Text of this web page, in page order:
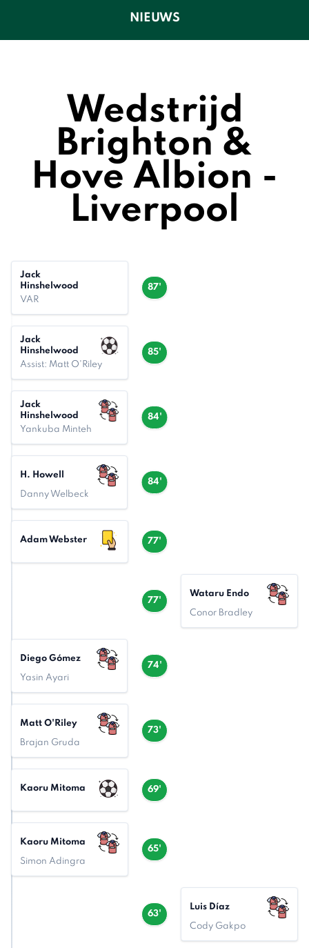
NIEUWS
Wedstrijd
Brighton &
Hove Albion -
Liverpool
87'
Jack
Hinshelwood
VAR
85'
Jack
Hinshelwood
Assist: Matt O'Riley
84'
Jack
Hinshelwood
Yankuba Minteh
84'
H. Howell
Danny Welbeck
77'
Adam Webster
77'
Wataru Endo
Conor Bradley
74'
Diego Gómez
Yasin Ayari
73'
Matt O'Riley
Brajan Gruda
69'
Kaoru Mitoma
65'
Kaoru Mitoma
Simon Adingra
63'
Luis Díaz
Cody Gakpo